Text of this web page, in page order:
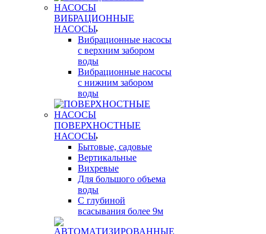
ВИБРАЦИОННЫЕ
НАСОСЫ
Вибрационные насосы
с верхним забором
воды
Вибрационные насосы
с нижним забором
воды
ПОВЕРХНОСТНЫЕ
НАСОСЫ
Бытовые, садовые
Вертикальные
Вихревые
Для большого объема
воды
С глубиной
всасывания более 9м